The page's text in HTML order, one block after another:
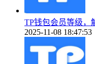
TP钱包会员等级，
2025-11-08 18:47:53